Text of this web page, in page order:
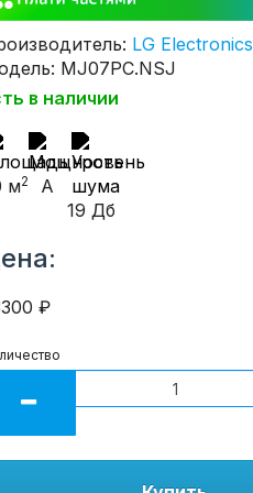
LG Electronics
MJ07PC.NSJ
в наличии
м2
A
19 Дб
₽